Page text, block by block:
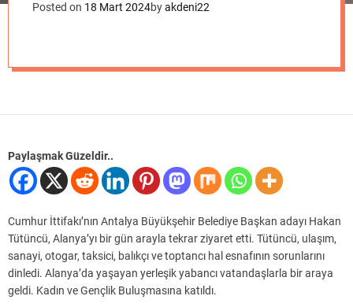
Posted on 18 Mart 2024byakdeni22
Paylaşmak Güzeldir..
Cumhur İttifakı’nın Antalya Büyükşehir Belediye Başkan adayı Hakan
Tütüncü, Alanya’yı bir gün arayla tekrar ziyaret etti. Tütüncü, ulaşım,
sanayi, otogar, taksici, balıkçı ve toptancı hal esnafının sorunlarını
dinledi. Alanya’da yaşayan yerleşik yabancı vatandaşlarla bir araya
geldi. Kadın ve Gençlik Buluşmasına katıldı.